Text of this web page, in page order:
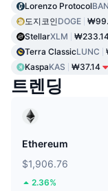
Lorenzo Protocol
도지코인DOGE
StellarXLM
Terra ClassicLUNC
KaspaKAS ₩37.14
트렌딩
Ethereum
$1,906.76
2.36%